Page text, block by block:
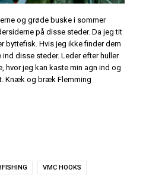
og grøde buske i sommer
på disse steder. Da jeg tit
byttefisk. Hvis jeg ikke finder dem
disse steder. Leder efter huller
hvor jeg kan kaste min agn ind og
Knæk og bræk Flemming
VMC HOOKS